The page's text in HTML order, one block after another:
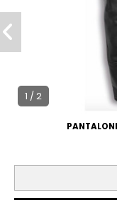
1 / 2